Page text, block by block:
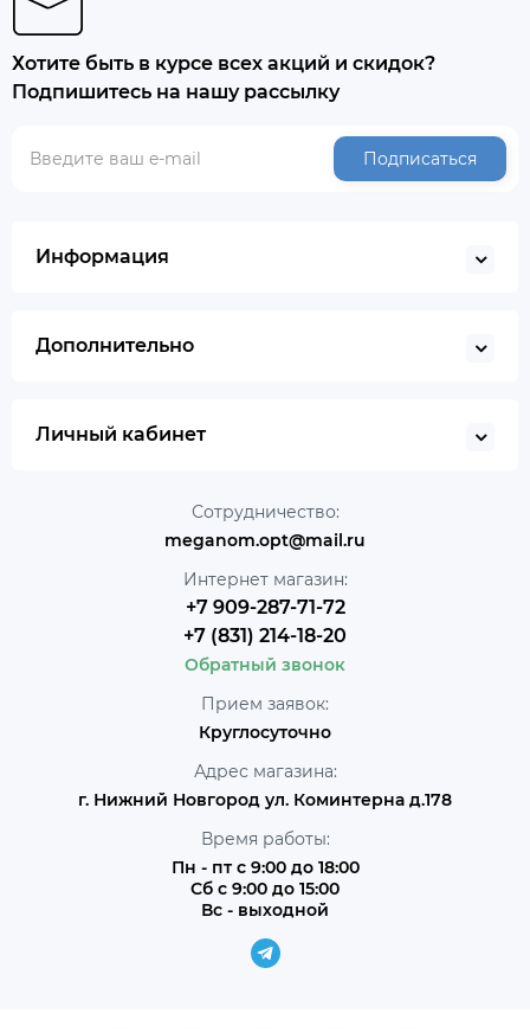
Хотите быть в курсе всех акций и скидок?
Подпишитесь на нашу рассылку
Подписаться
Информация
Дополнительно
Личный кабинет
Сотрудничество:
meganom.opt@mail.ru
Интернет магазин:
+7 909-287-71-72
+7 (831) 214-18-20
Обратный звонок
Прием заявок:
Круглосуточно
Адрес магазина:
г. Нижний Новгород ул. Коминтерна д.178
Время работы:
Пн - пт с 9:00 до 18:00
Сб с 9:00 до 15:00
Вс - выходной